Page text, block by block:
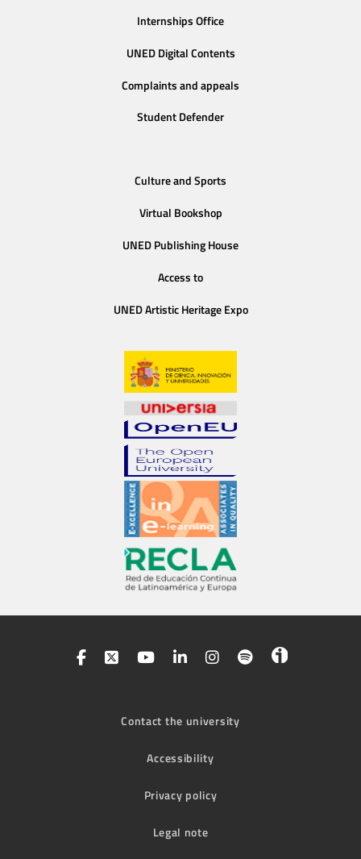
Internships Office
UNED Digital Contents
Complaints and appeals
Student Defender
Culture and Sports
Virtual Bookshop
UNED Publishing House
Access to
UNED Artistic Heritage Expo
Contact the university
Accessibility
Privacy policy
Legal note